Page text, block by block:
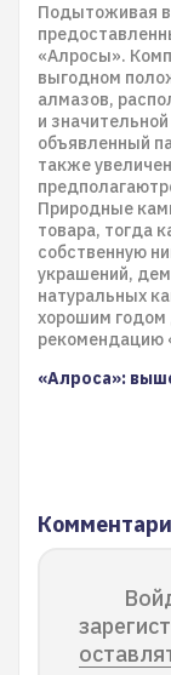
Подытоживая
«Алросы».
выгодном
алмазов,
и
объявленный
также
Природные
товара, тогда
собственную
украшений,
натуральных
хорошим
рекомендацию
«Алроса»: